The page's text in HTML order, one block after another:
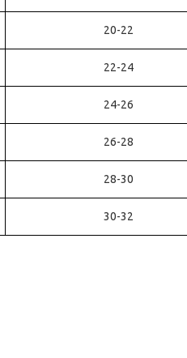
20-22
22-24
24-26
26-28
28-30
30-32